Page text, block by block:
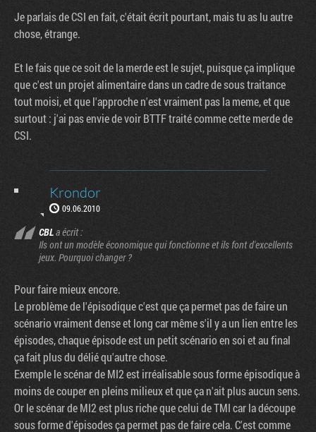
Je parlais de CSI en fait, c'était écrit pourtant, mais tu as lu autre
chose, étrange.
Et le fais que ce soit de la merde est le sujet, puisque ça implique
que c'est un projet alimentaire dans un cadre de sous traitance
tout moisi, et que l'approche n'est vraiment pas la meme, et que
surtout : j'ai pas envie de voir BTTF traité comme cette merde de
CSI.
Krondor
09.06.2010
CBLa écrit :
Ils ont un modèle économique qui fonctionne et ils font d'excellents
jeux. Pourquoi changer ?
Pour faire mieux encore.
Le problème de l'épisodique c'est que ça permet pas de faire un
scénario vraiment dense et long car même s'il y a un lien entre les
épisodes, chaque épisode est un petit scénario en soi et au final
ça fait plus du délié qu'autre chose.
Exemple le scénar de MI2 est irréalisable sous forme épisodique à
moins de couper en pleins milieux et que ça n'ait plus aucun sens.
Or le scénar de MI2 est plus riche que celui de TMI car la découpe
sous forme d'épisodes ça permet pas de faire cela. C'est comme